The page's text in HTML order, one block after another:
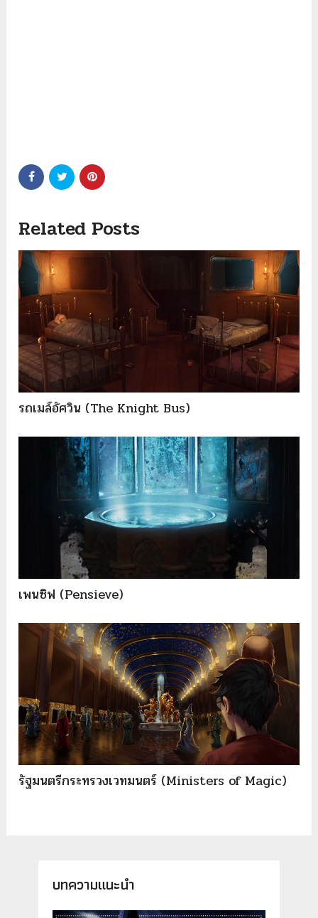
Related Posts
รถเมล์อัศวิน (The Knight Bus)
เพนซิฟ (Pensieve)
รัฐมนตรีกระทรวงเวทมนตร์ (Ministers of Magic)
บทความแนะนำ